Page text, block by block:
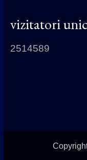
vizitatori
2514589